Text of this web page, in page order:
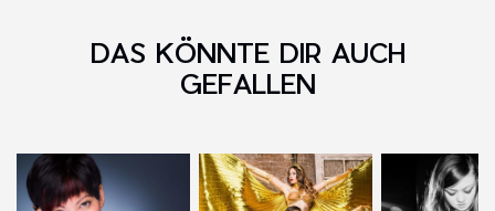
DAS KÖNNTE DIR AUCH
GEFALLEN